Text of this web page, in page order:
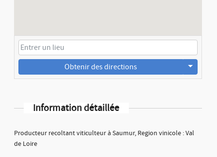
Obtenir des directions
Information détaillée
Producteur recoltant viticulteur à Saumur, Region vinicole : Val
de Loire